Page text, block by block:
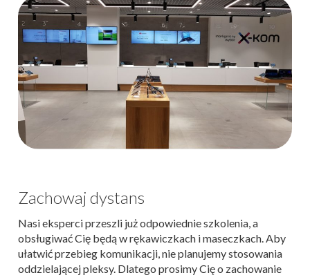
Zachowaj dystans
Nasi eksperci przeszli już odpowiednie szkolenia, a
obsługiwać Cię będą w rękawiczkach i maseczkach. Aby
ułatwić przebieg komunikacji, nie planujemy stosowania
oddzielającej pleksy. Dlatego prosimy Cię o zachowanie